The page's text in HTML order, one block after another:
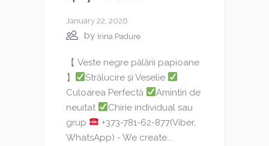
January 22, 2026
by Irina Padure
【 Veste negre pălării papioane
】
Strălucire și Veselie
Culoarea Perfectă
Amintiri de
neuitat
Chirie individual sau
grup
+373-781-62-877(Viber,
WhatsApp) - We create...